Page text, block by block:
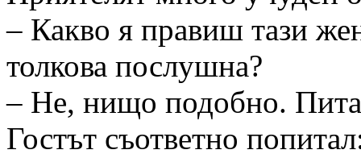
– Какво я правиш тази
толкова послушна?
– Не, нищо подобно.
Гостът съответно